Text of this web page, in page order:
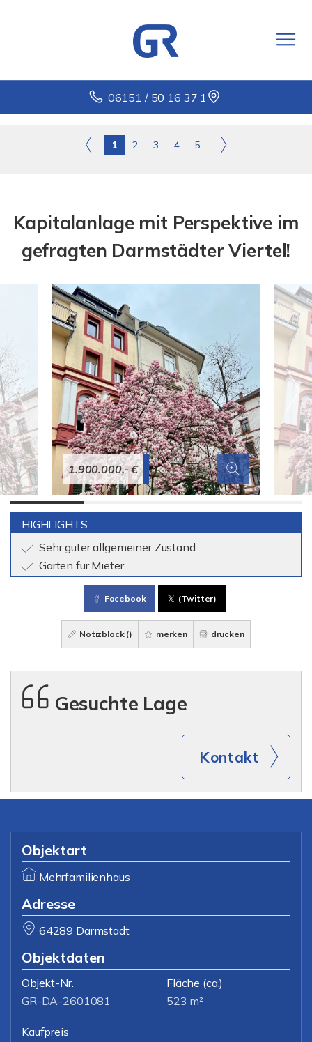
06151 / 50 16 37 1
1 2 3 4 5
Kapitalanlage mit Perspektive im
gefragten Darmstädter Viertel!
1.900.000,- €
HIGHLIGHTS
Sehr guter allgemeiner Zustand
Garten für Mieter
Facebook (Twitter)
Notizblock () merken drucken
Gesuchte Lage
Kontakt
Objektart
Mehrfamilienhaus
Adresse
64289 Darmstadt
Objektdaten
Objekt-Nr.
GR-DA-2601081
Fläche (ca.)
523 m²
Kaufpreis